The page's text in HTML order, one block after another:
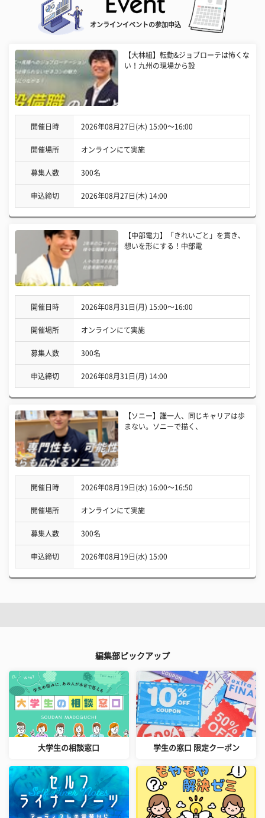
オンラインイベントの参加申込
【大林組】転勤&ジョブローテは怖くな
い！九州の現場から設
開催日時 2026年08月27日(木) 15:00〜16:00
開催場所 オンラインにて実施
募集人数 300名
申込締切 2026年08月27日(木) 14:00
【中部電力】「きれいごと」を貫き、
想いを形にする！中部電
開催日時 2026年08月31日(月) 15:00〜16:00
開催場所 オンラインにて実施
募集人数 300名
申込締切 2026年08月31日(月) 14:00
【ソニー】誰一人、同じキャリアは歩
まない。ソニーで描く、
開催日時 2026年08月19日(水) 16:00〜16:50
開催場所 オンラインにて実施
募集人数 300名
申込締切 2026年08月19日(水) 15:00
編集部ピックアップ
大学生の相談窓口 学生の窓口 限定クーポン